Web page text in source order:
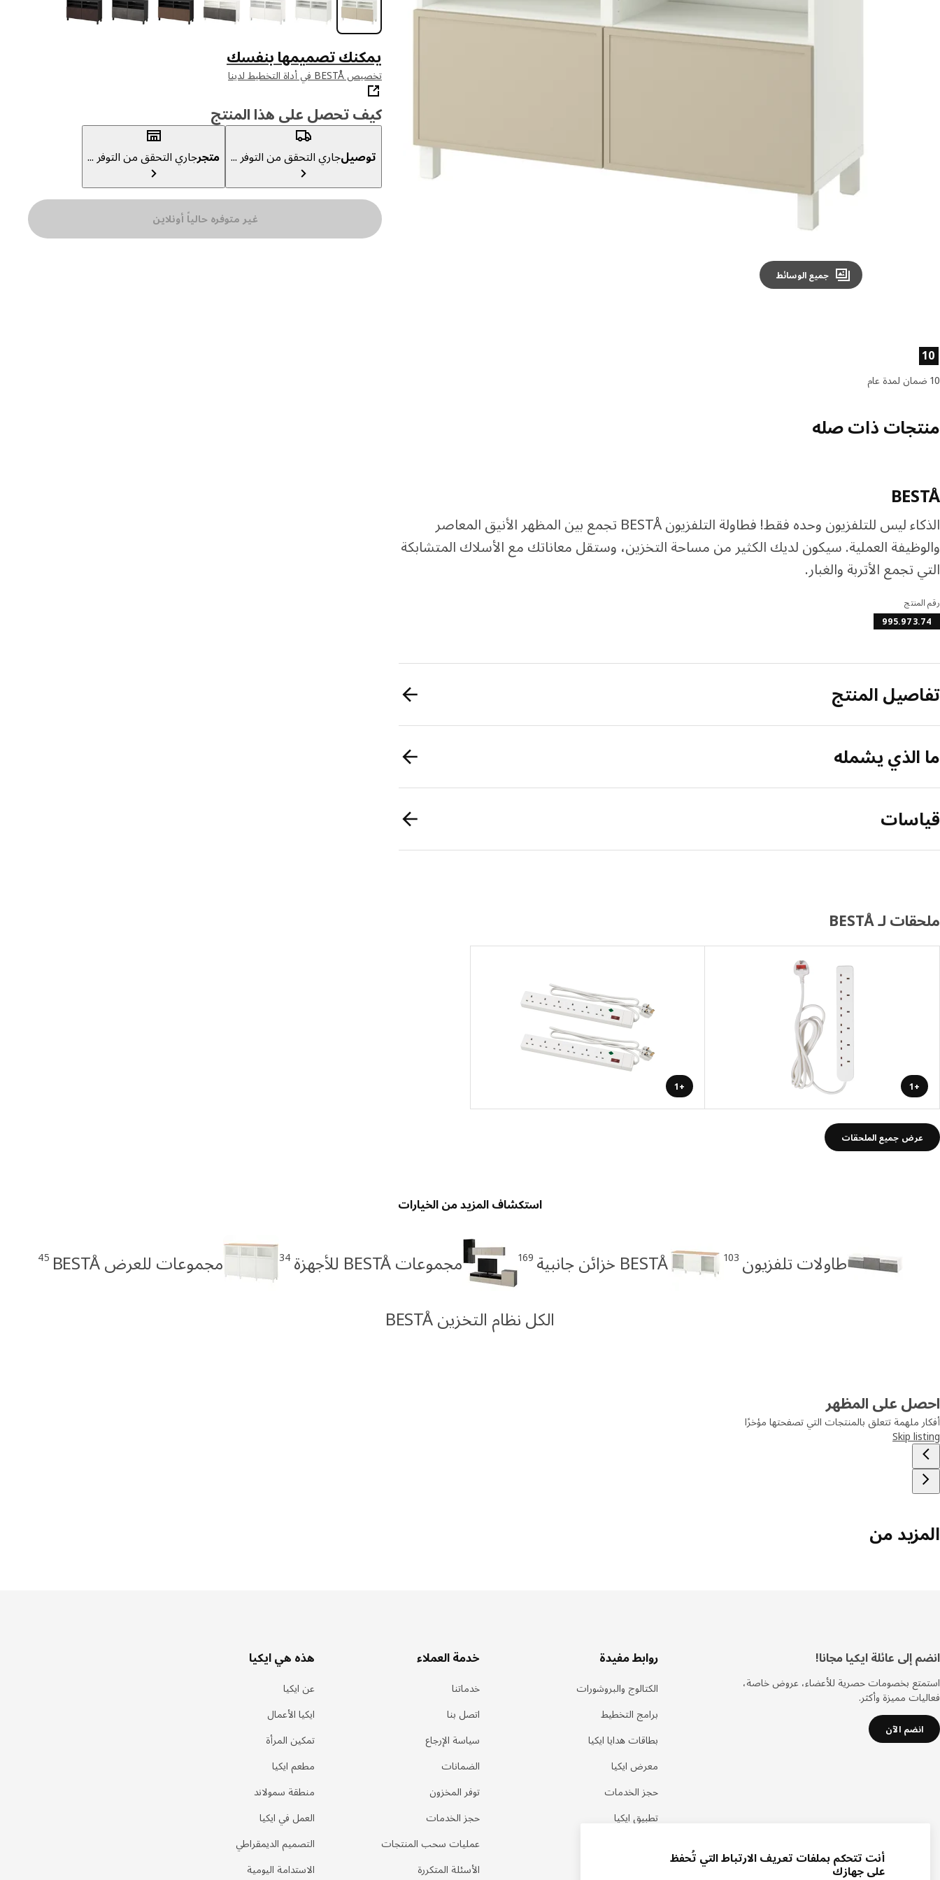
جميع الوسائط
يمكنك تصميمها بنفسك
تخصيص BESTÅ في أداة التخطيط لدينا
كيف تحصل على هذا المنتج
توصيلجاري التحقق من التوفر ... متجرجاري التحقق من التوفر ...
غير متوفره حالياً أونلاين
خصائص المنتج
10
10 ضمان لمدة عام
منتجات ذات صله
BESTÅ
الذكاء ليس للتلفزيون وحده فقط! فطاولة التلفزيون BESTÅ تجمع بين المظهر الأنيق المعاصر
والوظيفة العملية. سيكون لديك الكثير من مساحة التخزين، وستقل معاناتك مع الأسلاك المتشابكة
التي تجمع الأتربة والغبار.
رقم المنتج
995.973.74
تفاصيل المنتج
ما الذي يشمله
قياسات
ملحقات لـ BESTÅ
+1
+1
عرض جميع الملحقات
استكشاف المزيد من الخيارات
طاولات تلفزيون 103 BESTÅ خزائن جانبية 169 مجموعات BESTÅ للأجهزة 34 مجموعات للعرض BESTÅ 45
الكل نظام التخزين BESTÅ
احصل على المظهر
أفكار ملهمة تتعلق بالمنتجات التي تصفحتها مؤخرًا
Skip listing
المزيد من
أسفل
الصفحة
انضم إلى عائلة ايكيا مجانا!
استمتع بخصومات حصرية للأعضاء، عروض خاصة،
فعاليات مميزة وأكثر.
انضم الآن
روابط مفيدة
الكتالوج والبروشورات
برامج التخطيط
بطاقات هدايا ايكيا
معرض ايكيا
حجز الخدمات
تطبيق ايكيا
خدمة العملاء
خدماتنا
اتصل بنا
سياسة الإرجاع
الضمانات
توفر المخزون
حجز الخدمات
عمليات سحب المنتجات
الأسئلة المتكررة
هذه هي ايكيا
عن ايكيا
ايكيا الأعمال
تمكين المرأة
مطعم ايكيا
منطقة سمولاند
العمل في ايكيا
التصميم الديمقراطي
الاستدامة اليومية
أنت تتحكم بملفات تعريف الارتباط التي تُحفظ
على جهازك